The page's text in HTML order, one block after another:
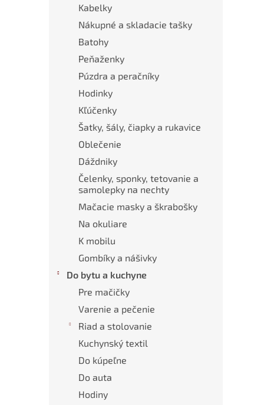
Kabelky
Nákupné a skladacie tašky
Batohy
Peňaženky
Púzdra a peračníky
Hodinky
Kľúčenky
Šatky, šály, čiapky a rukavice
Oblečenie
Dáždniky
Čelenky, sponky, tetovanie a
samolepky na nechty
Mačacie masky a škrabošky
Na okuliare
K mobilu
Gombíky a nášivky
Do bytu a kuchyne
Pre mačičky
Varenie a pečenie
Riad a stolovanie
Kuchynský textil
Do kúpeľne
Do auta
Hodiny